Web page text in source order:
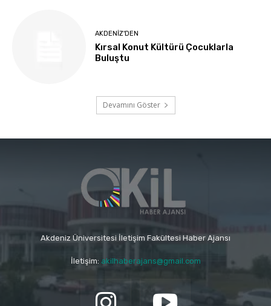
AKDENIZ'DEN
Kırsal Konut Kültürü Çocuklarla
Buluştu
Devamını Göster
Akdeniz Üniversitesi İletişim Fakültesi Haber Ajansı
İletişim: akilhaberajans@gmail.com